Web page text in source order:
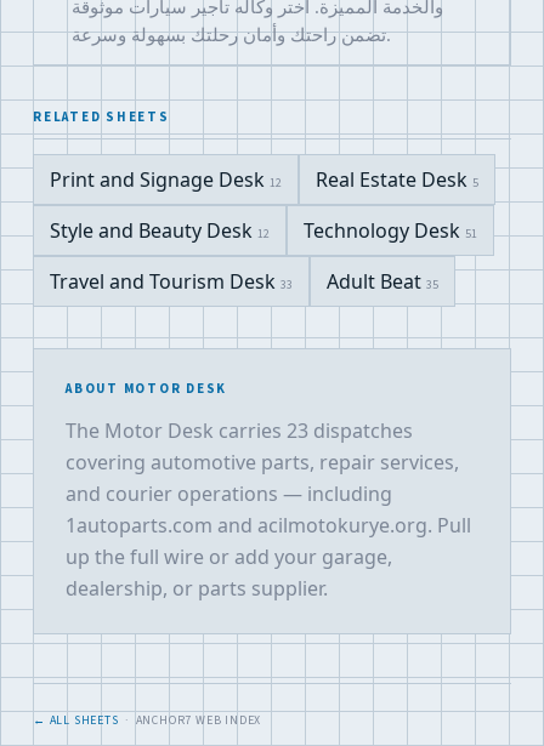
والخدمة المميزة. اختر وكاله تاجير سيارات موثوقة
تضمن راحتك وأمان رحلتك بسهولة وسرعة.
RELATED SHEETS
Print and Signage Desk 12 Real Estate Desk 5
Style and Beauty Desk 12 Technology Desk 51
Travel and Tourism Desk 33 Adult Beat 35
ABOUT MOTOR DESK
The Motor Desk carries 23 dispatches
covering automotive parts, repair services,
and courier operations — including
1autoparts.com and acilmotokurye.org. Pull
up the full wire or add your garage,
dealership, or parts supplier.
← ALL SHEETS · ANCHOR7 WEB INDEX